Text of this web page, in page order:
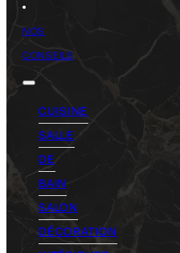
NOS
CONSEILS
CUISINE
SALLE
DE
BAIN
SALON
DÉCORATION